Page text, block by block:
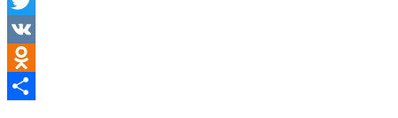
Twitter
VK
Odnoklassniki